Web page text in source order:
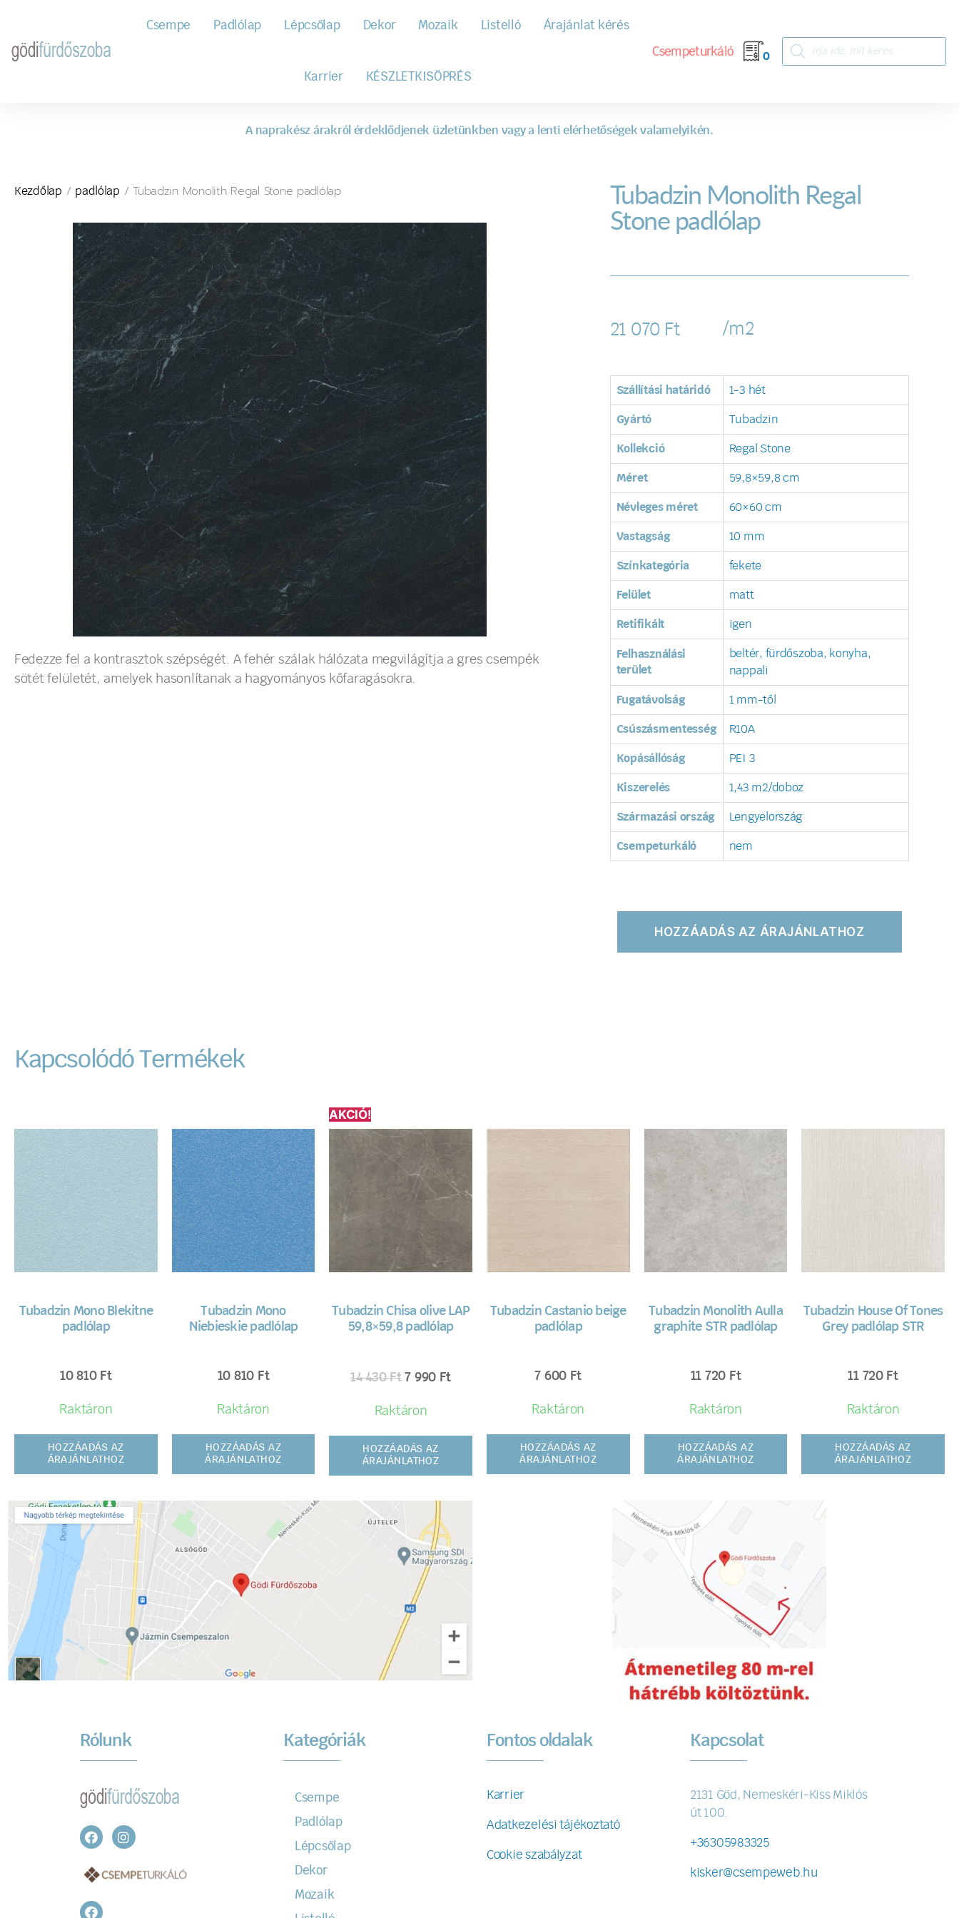
Csempe Padlólap Lépcsőlap Dekor Mozaik Listelló Árajánlat kérés
Karrier KÉSZLETKISÖPRÉS
Csempeturkáló 0
A naprakész árakról érdeklődjenek üzletünkben vagy a lenti elérhetőségek valamelyikén.
Kezdőlap / padlólap / Tubadzin Monolith Regal Stone padlólap
Fedezze fel a kontrasztok szépségét. A fehér szálak hálózata megvilágítja a gres csempék
sötét felületét, amelyek hasonlítanak a hagyományos kőfaragásokra.
Tubadzin Monolith Regal
Stone padlólap
21 070 Ft /m2
Szállítási határidó 1-3 hét
Gyártó Tubadzin
Kollekció Regal Stone
Méret 59,8×59,8 cm
Névleges méret 60×60 cm
Vastagság 10 mm
Színkategória fekete
Felület matt
Retifikált igen
Felhasználási
terület
beltér, fürdőszoba, konyha,
nappali
Fugatávolság 1 mm-től
Csúszásmentesség R10A
Kopásállóság PEI 3
Kiszerelés 1,43 m2/doboz
Származási ország Lengyelország
Csempeturkáló nem
HOZZÁADÁS AZ ÁRAJÁNLATHOZ
Kapcsolódó Termékek
Tubadzin Mono Blekitne
padlólap
10 810 Ft
Raktáron
HOZZÁADÁS AZ
ÁRAJÁNLATHOZ
Tubadzin Mono
Niebieskie padlólap
10 810 Ft
Raktáron
HOZZÁADÁS AZ
ÁRAJÁNLATHOZ
AKCIÓ!
Tubadzin Chisa olive LAP
59,8×59,8 padlólap
14 430Ft 7 990 Ft
Raktáron
HOZZÁADÁS AZ
ÁRAJÁNLATHOZ
Tubadzin Castanio beige
padlólap
7 600 Ft
Raktáron
HOZZÁADÁS AZ
ÁRAJÁNLATHOZ
Tubadzin Monolith Aulla
graphite STR padlólap
11 720 Ft
Raktáron
HOZZÁADÁS AZ
ÁRAJÁNLATHOZ
Tubadzin House Of Tones
Grey padlólap STR
11 720 Ft
Raktáron
HOZZÁADÁS AZ
ÁRAJÁNLATHOZ
Rólunk Kategóriák
Csempe
Padlólap
Lépcsőlap
Dekor
Mozaik
Fontos oldalak
Karrier
Adatkezelési tájékoztató
Cookie szabályzat
Kapcsolat
2131 Göd, Nemeskéri-Kiss Miklós
út 100.
+36305983325
kisker@csempeweb.hu